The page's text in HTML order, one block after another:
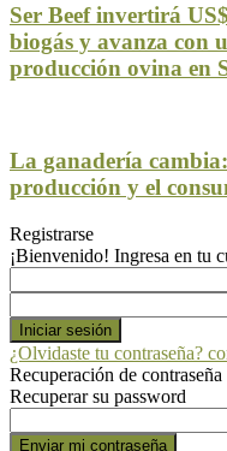
Ser Beef invertirá
biogás y avanza con
producción ovina en
La ganadería
producción y el
Registrarse
¡Bienvenido! Ingresa en tu
¿Olvidaste tu contraseña?
Recuperación de contraseña
Recuperar su password